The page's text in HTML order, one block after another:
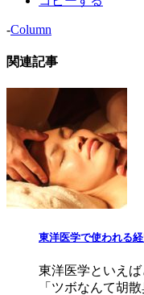
-Column
関連記事
東洋医学で使われる
東洋医学といえ
「ツボなんて胡